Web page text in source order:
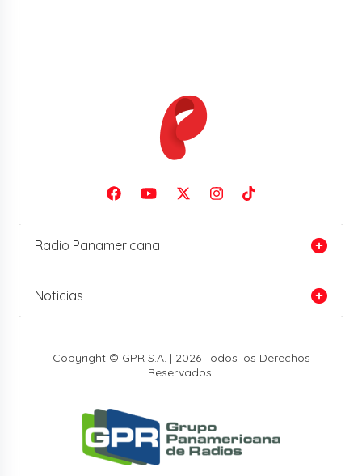
Radio Panamericana
Noticias
Copyright © GPR S.A. | 2026 Todos los Derechos
Reservados.